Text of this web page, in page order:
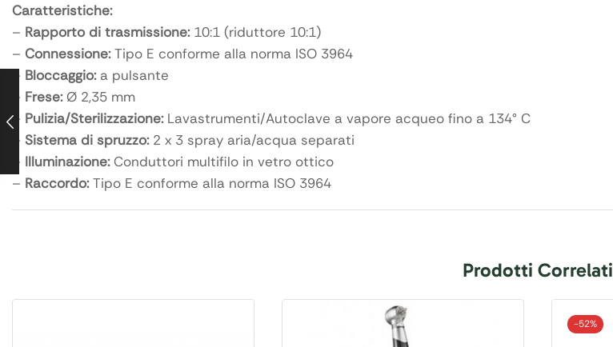
Caratteristiche:
– Rapporto di trasmissione:10:1 (riduttore 10:1)
– Connessione:Tipo E conforme alla norma ISO 3964
– Bloccaggio:a pulsante
– Frese:Ø 2,35 mm
– Pulizia/Sterilizzazione:Lavastrumenti/Autoclave a vapore acqueo fino a 134° C
– Sistema di spruzzo:2 x 3 spray aria/acqua separati
– Illuminazione:Conduttori multifilo in vetro ottico
– Raccordo:Tipo E conforme alla norma ISO 3964
Prodotti Correlati
-52%